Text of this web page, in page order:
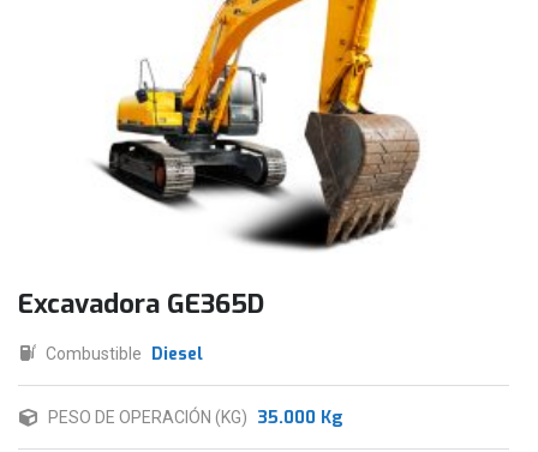
Excavadora GE365D
Combustible Diesel
PESO DE OPERACIÓN (KG) 35.000 Kg